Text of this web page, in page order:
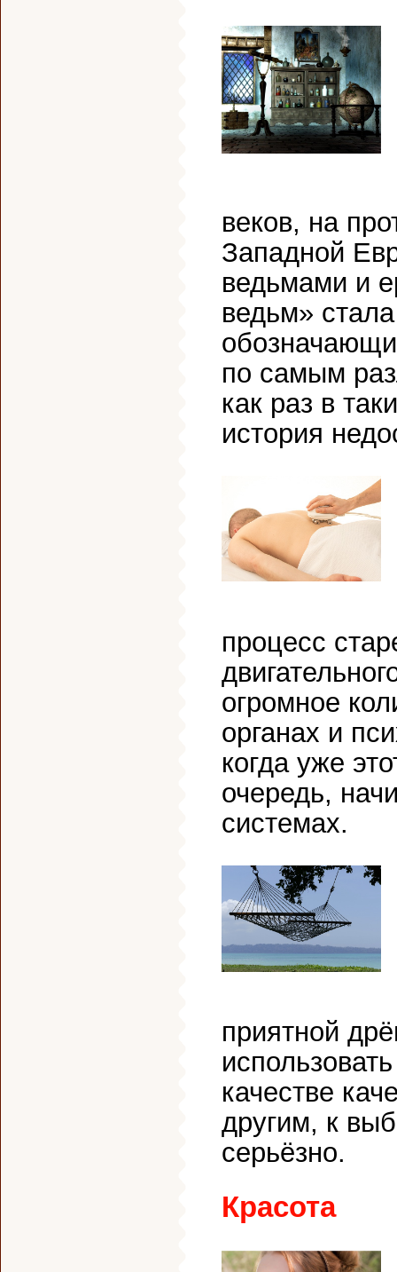
веков, на
Западной
ведьмами и
ведьм»
по самым
как раз в
история
процесс
огромное
органах и
когда уже
очередь,
системах.
приятной
качестве
другим, к
серьёзно.
Красота